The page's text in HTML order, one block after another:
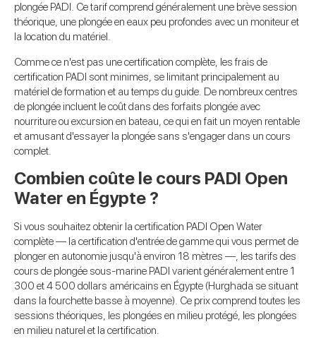
plongée PADI. Ce tarif comprend généralement une brève session
théorique, une plongée en eaux peu profondes avec un moniteur et
la location du matériel.
Comme ce n'est pas une certification complète, les frais de
certification PADI sont minimes, se limitant principalement au
matériel de formation et au temps du guide. De nombreux centres
de plongée incluent le coût dans des forfaits plongée avec
nourriture ou excursion en bateau, ce qui en fait un moyen rentable
et amusant d'essayer la plongée sans s'engager dans un cours
complet.
Combien coûte le cours PADI Open
Water en Égypte ?
Si vous souhaitez obtenir la certification PADI Open Water
complète — la certification d'entrée de gamme qui vous permet de
plonger en autonomie jusqu'à environ 18 mètres —, les tarifs des
cours de plongée sous-marine PADI varient généralement entre 1
300 et 4 500 dollars américains en Égypte (Hurghada se situant
dans la fourchette basse à moyenne). Ce prix comprend toutes les
sessions théoriques, les plongées en milieu protégé, les plongées
en milieu naturel et la certification.